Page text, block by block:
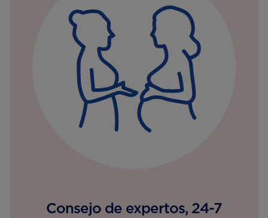
Consejo de expertos, 24-7